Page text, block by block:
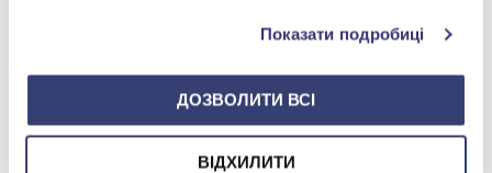
Показати подробиці
ДОЗВОЛИТИ ВСІ
ВІДХИЛИТИ